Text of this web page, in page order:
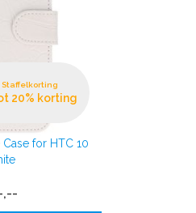
Staffelkorting
20% korting
for HTC 10